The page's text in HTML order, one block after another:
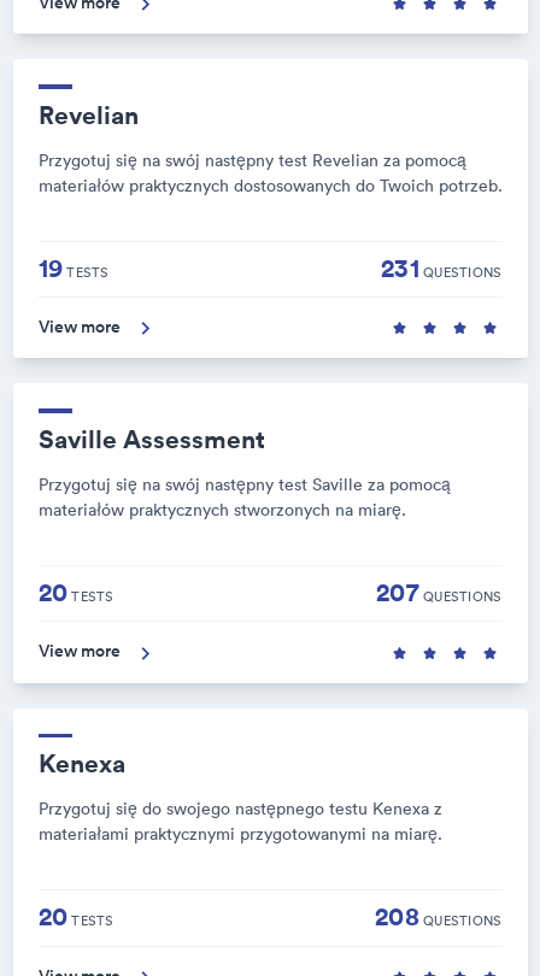
Revelian
Przygotuj się na swój następny test Revelian za pomocą
materiałów praktycznych dostosowanych do Twoich potrzeb.
19TESTS 231 QUESTIONS
View more
Saville Assessment
Przygotuj się na swój następny test Saville za pomocą
materiałów praktycznych stworzonych na miarę.
20TESTS 207QUESTIONS
View more
Kenexa
Przygotuj się do swojego następnego testu Kenexa z
materiałami praktycznymi przygotowanymi na miarę.
20TESTS 208 QUESTIONS